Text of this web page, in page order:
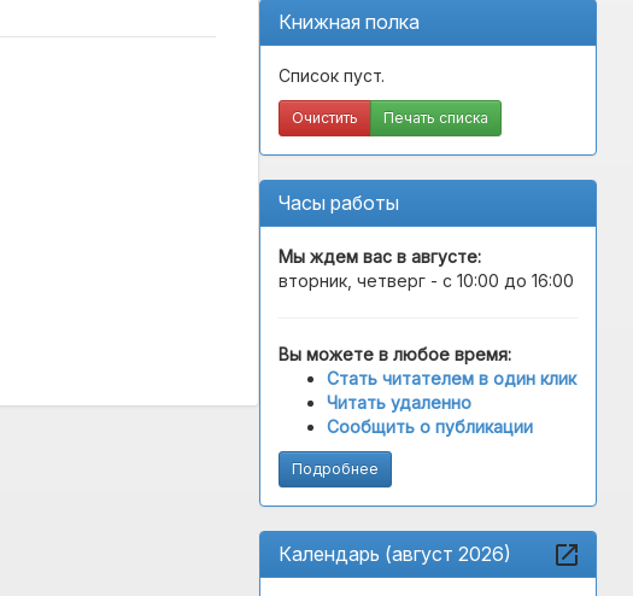
Книжная полка
Список пуст.
Очистить Печать списка
Часы работы
Мы ждем вас в августе:
вторник, четверг - с 10:00 до 16:00
Вы можете в любое время:
Стать читателем в один клик
Читать удаленно
Сообщить о публикации
Подробнее
Календарь (август 2026)